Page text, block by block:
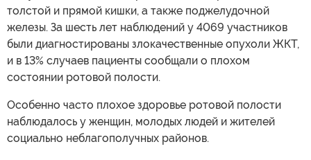
толстой и прямой кишки, а также поджелудочной
железы. За шесть лет наблюдений у 4069 участников
были диагностированы злокачественные опухоли ЖКТ,
и в 13% случаев пациенты сообщали о плохом
состоянии ротовой полости.
Особенно часто плохое здоровье ротовой полости
наблюдалось у женщин, молодых людей и жителей
социально неблагополучных районов.